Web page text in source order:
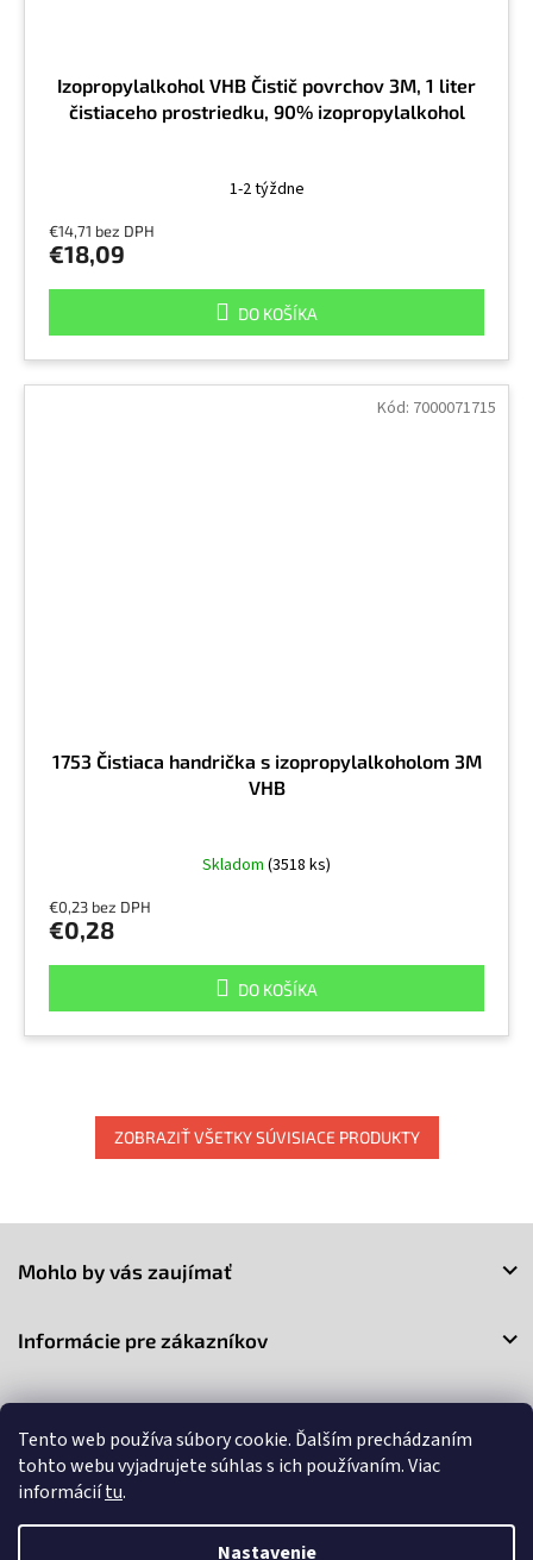
Tento web používa súbory cookie. Ďalším prechádzaním
tohto webu vyjadrujete súhlas s ich používaním. Viac
informáciítu.
Nastavenie
Izopropylalkohol VHB Čistič povrchov 3M, 1 liter
čistiaceho prostriedku, 90% izopropylalkohol
1-2 týždne
€14,71 bez DPH
€18,09
DO KOŠÍKA
1753 Čistiaca handrička s izopropylalkoholom 3M
VHB
Skladom (3518 ks)
€0,23 bez DPH
€0,28
DO KOŠÍKA
Kód: 7000071715
ZOBRAZIŤ VŠETKY SÚVISIACE PRODUKTY
Mohlo by vás zaujímať
Informácie pre zákazníkov
Kontakt